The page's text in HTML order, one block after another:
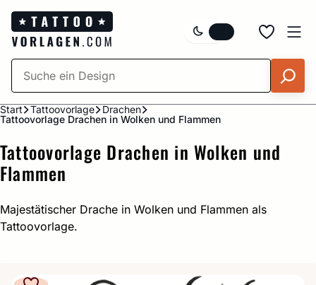
Zum
Inhalt
springen
Start Tattoovorlage
Drachen
Tattoovorlage Drachen in Wolken und Flammen
Tattoovorlage Drachen in Wolken und
Flammen
Majestätischer Drache in Wolken und Flammen als
Tattoovorlage.